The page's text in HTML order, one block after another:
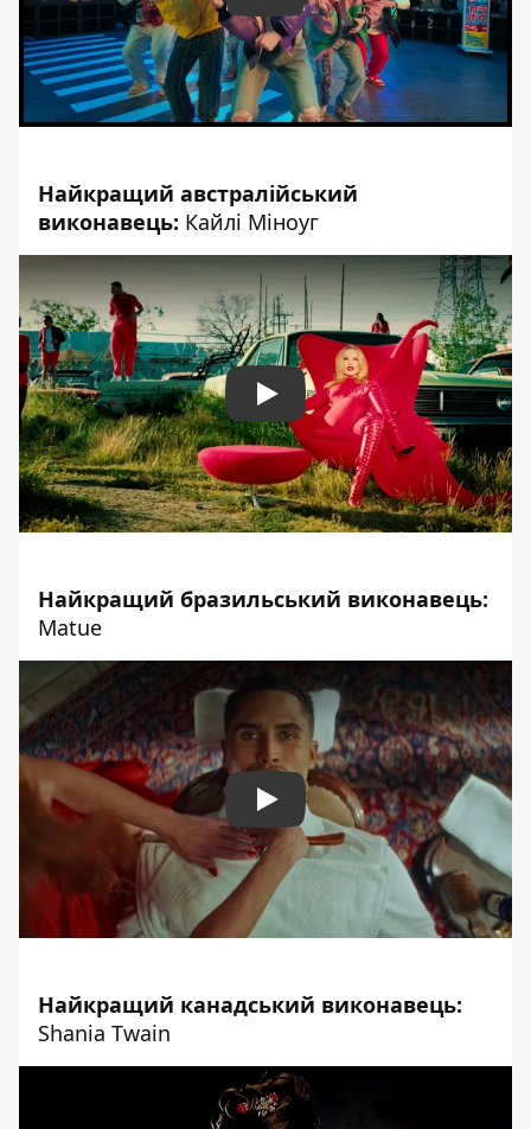
Найкращий австралійський
виконавець: Кайлі Міноуг
Play
Найкращий бразильський виконавець:
Matue
Play
Найкращий канадський виконавець:
Shania Twain